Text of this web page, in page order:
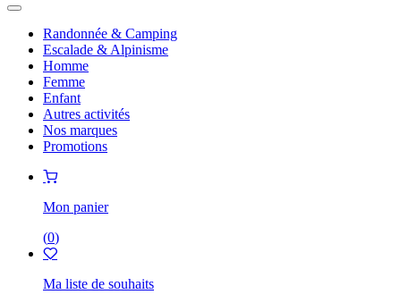
Randonnée & Camping
Escalade & Alpinisme
Homme
Femme
Enfant
Autres activités
Nos marques
Promotions
Mon panier
(0)
Ma liste de souhaits